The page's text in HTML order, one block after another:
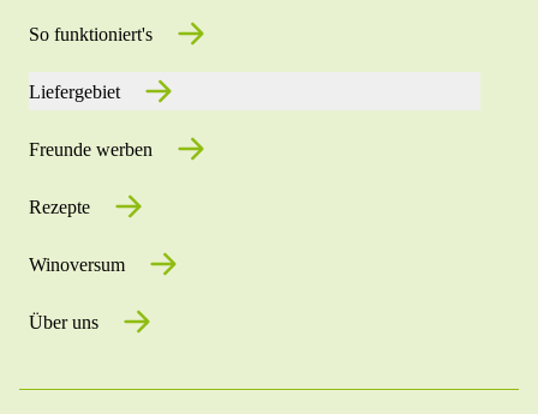
So funktioniert's
Liefergebiet
Freunde werben
Rezepte
Winoversum
Über uns